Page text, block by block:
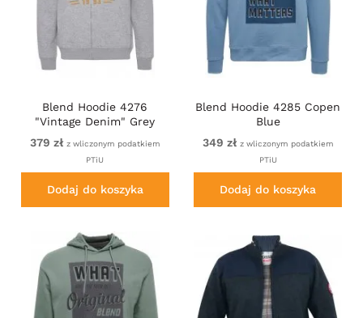
Blend Hoodie 4276
"Vintage Denim" Grey
379 zł z wliczonym podatkiem
PTiU
Dodaj do koszyka
Blend Hoodie 4285 Copen
Blue
349 zł z wliczonym podatkiem
PTiU
Dodaj do koszyka